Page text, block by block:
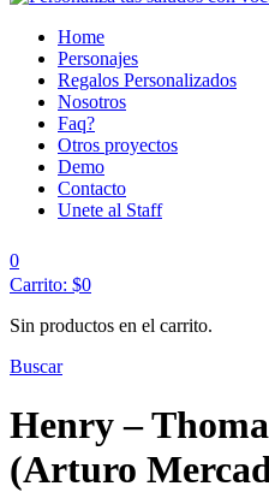
Home
Personajes
Regalos Personalizados
Nosotros
Faq?
Otros proyectos
Demo
Contacto
Unete al Staff
0
Carrito: $0
Sin productos en el carrito.
Buscar
Henry –
(Arturo